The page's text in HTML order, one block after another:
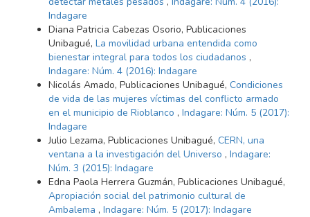
Indagare
Diana Patricia Cabezas Osorio, Publicaciones
Unibagué, La movilidad urbana entendida como
bienestar integral para todos los ciudadanos ,
Indagare: Núm. 4 (2016): Indagare
Nicolás Amado, Publicaciones Unibagué, Condiciones
de vida de las mujeres víctimas del conflicto armado
en el municipio de Rioblanco , Indagare: Núm. 5 (2017):
Indagare
Julio Lezama, Publicaciones Unibagué, CERN, una
ventana a la investigación del Universo , Indagare:
Núm. 3 (2015): Indagare
Edna Paola Herrera Guzmán, Publicaciones Unibagué,
Apropiación social del patrimonio cultural de
Ambalema , Indagare: Núm. 5 (2017): Indagare